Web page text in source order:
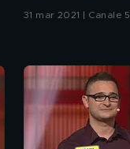
31 mar 2021 | Canale 5